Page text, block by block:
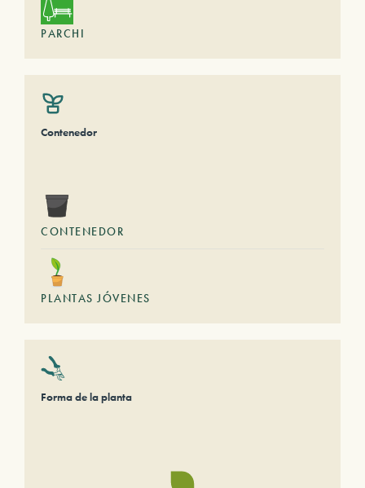
PARCHI
Contenedor
CONTENEDOR
PLANTAS JÓVENES
Forma de la planta